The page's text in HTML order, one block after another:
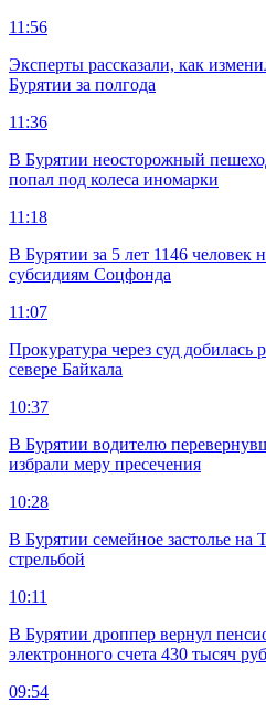
11:56
Эксперты рассказали, как
Бурятии за полгода
11:36
В Бурятии неосторожный
попал под колеса иномарки
11:18
В Бурятии за 5 лет 1146 человек
субсидиям Соцфонда
11:07
Прокуратура через суд добилась
севере Байкала
10:37
В Бурятии водителю
избрали меру пресечения
10:28
В Бурятии семейное застолье на
стрельбой
10:11
В Бурятии дроппер вернул
электронного счета 430 тысяч
09:54